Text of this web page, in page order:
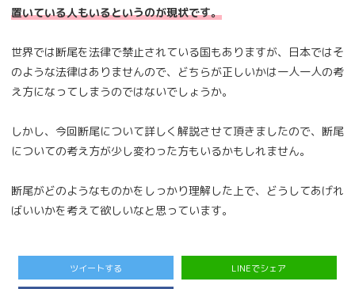
置いている人もいるというのが現状です。
世界では断尾を法律で禁止されている国もありますが、日本ではそ
のような法律はありませんので、どちらが正しいかは一人一人の考
え方になってしまうのではないでしょうか。
しかし、今回断尾について詳しく解説させて頂きましたので、断尾
についての考え方が少し変わった方もいるかもしれません。
断尾がどのようなものかをしっかり理解した上で、どうしてあげれ
ばいいかを考えて欲しいなと思っています。
ツイートする LINEでシェア